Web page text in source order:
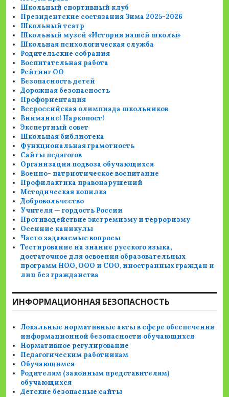
Школьный спортивный клуб
Президентские состязания Зима 2025-2026
Школьный театр
Школьный музей «История нашей школы»
Школьная психологическая служба
Родительские собрания
Воспитательная работа
Рейтинг ОО
Безопасность детей
Дорожная безопасность
Профориентация
Всероссийская олимпиада школьников
Внимание! Наркопост!
Экспертный совет
Школьная библиотека
Функциональная грамотность
Сайты педагогов
Организация подвоза обучающихся
Военно- патриотическое воспитание
Профилактика правонарушений
Методическая копилка
Добровольчество
Учителя — гордость России
Противодействие экстремизму и терроризму
Осенние каникулы
Часто задаваемые вопросы
Тестирование на знание русского языка,
достаточное для освоения образовательных
программ НОО, ООО и СОО, иностранных граждан и
лиц без гражданства
ИНФОРМАЦИОННАЯ БЕЗОПАСНОСТЬ
Локальные нормативные акты в сфере обеспечения
информационной безопасности обучающихся
Нормативное регулирование
Педагогическим работникам
Обучающимся
Родителям (законным представителям)
обучающихся
Детские безопасные сайты